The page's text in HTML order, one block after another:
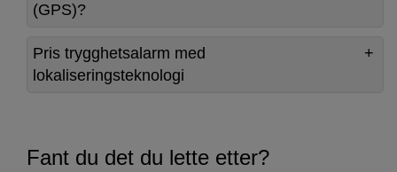
(GPS)?
Pris trygghetsalarm med
lokaliseringsteknologi
Fant du det du lette etter?